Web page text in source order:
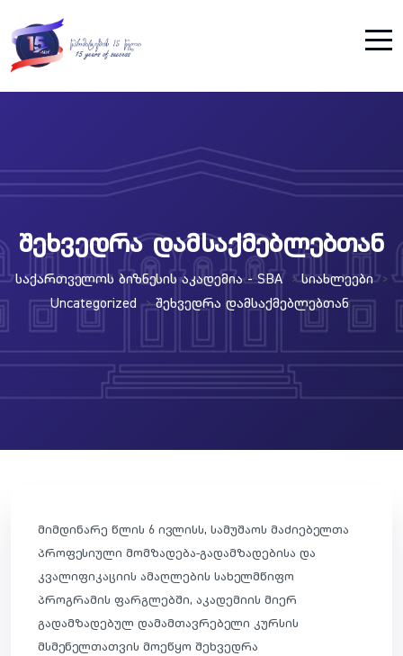
შეხვედრა დამსაქმებლებთან
Საქართველოს Ბიზნესის Აკადემია - SBA >Სიახლეები >
Uncategorized >Შეხვედრა Დამსაქმებლებთან
მიმდინარე წლის 6 ივლისს, სამუშაოს მაძიებელთა
პროფესიული მომზადება-გადამზადებისა და
კვალიფიკაციის ამაღლების სახელმწიფო
პროგრამის ფარგლებში, აკადემიის მიერ
გადამზადებულ დამამთავრებელი კურსის
მსმენელთათვის მოეწყო შეხვედრა